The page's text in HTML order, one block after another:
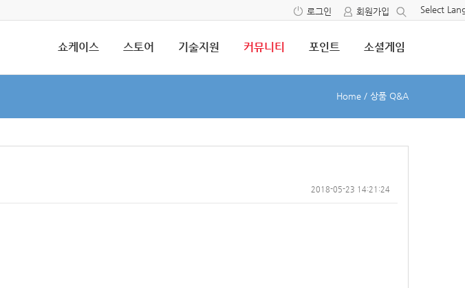
Select
로그인 회원가입
쇼케이스 스토어 기술지원 커뮤니티 포인트 소셜게임
Home / 상품 Q&A
2018-05-23 14:21:24